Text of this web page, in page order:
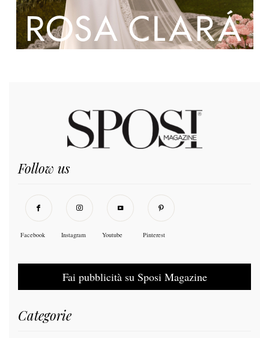
Follow us
Facebook Instagram Youtube Pinterest
Fai pubblicità su Sposi Magazine
Categorie